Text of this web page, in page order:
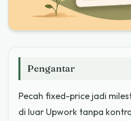
Pengantar
Pecah fixed-price jadi
di luar Upwork tanpa